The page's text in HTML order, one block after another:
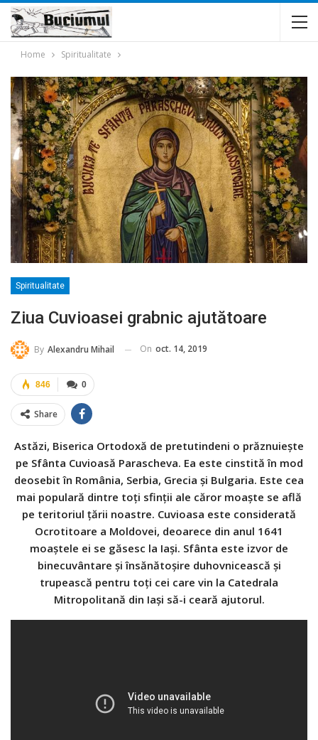
Home Spiritualitate
Spiritualitate
Ziua Cuvioasei grabnic ajutătoare
By Alexandru Mihail On oct. 14, 2019
0
846
Share
Astăzi, Biserica Ortodoxă de pretutindeni o prăznuiește
pe Sfânta Cuvioasă Parascheva. Ea este cinstită în mod
deosebit în România, Serbia, Grecia și Bulgaria. Este cea
mai populară dintre toți sfinții ale căror moaște se află
pe teritoriul ţării noastre. Cuvioasa este considerată
Ocrotitoare a Moldovei, deoarece din anul 1641
moaștele ei se găsesc la Iași. Sfânta este izvor de
binecuvântare și însănătoșire duhovnicească și
trupească pentru toţi cei care vin la Catedrala
Mitropolitană din Iaşi să-i ceară ajutorul.